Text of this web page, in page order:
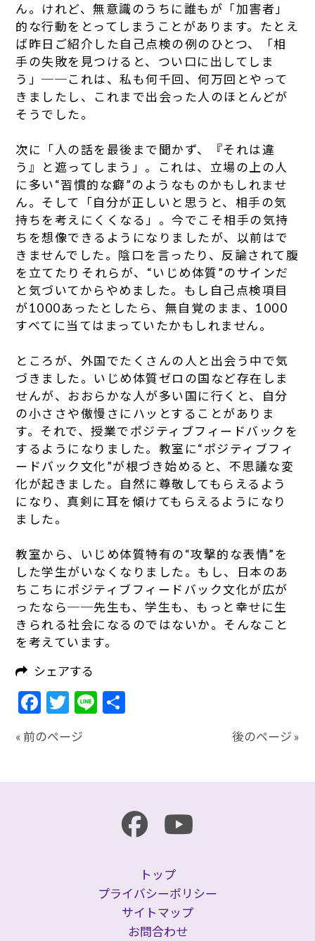
ん。けれど、無意識のうちに誰もが「加害者」
的な行動をとってしまうことがあります。たとえ
ば昨日ご紹介した自己点検の例のひとつ、「相
手の失敗を見つけると、つい口に出してしま
う」──これは、私も何千回、何万回とやって
きましたし、これまで出会った人のほとんどが
そうでした。
次に「人の話を最後まで聞かず、『それは違
う』と遮ってしまう」。これは、立場の上の人
に多い“習慣的な癖”のようなものかもしれませ
ん。そして「自分が正しいと思うと、相手の気
持ちを考えにくくなる」。今でこそ相手の気持
ちを想像できるようになりましたが、以前はで
きませんでした。陰口を言ったり、反論されて腹
を立てたり――それらが、“いじめ体質”のサインだ
と気づいてからやめました。もし自己点検項目
が1000あったとしたら、無自覚のまま、1000
すべてに当てはまっていたかもしれません。
ところが、外国でたくさんの人と出会う中で気
づきました。いじめ体質ゼロの国など存在しま
せんが、おおらかな人が多い国に行くと、自分
の小ささや傲慢さにハッとすることがありま
す。それで、授業でポジティブフィードバックを
するようになりました。教室に“ポジティブフィ
ードバック文化”が根づき始めると、不思議な変
化が起きました。自然に尊敬してもらえるよう
になり、真剣に耳を傾けてもらえるようになり
ました。
教室から、いじめ体質特有の“攻撃的な表情”を
した学生がいなくなりました。もし、日本のあ
ちこちにポジティブフィードバック文化が広が
ったなら──先生も、学生も、もっと幸せに生
きられる社会になるのではないか。そんなこと
を考えています。
シェアする
Facebook
Twitter
Line
« 前のページ 後のページ »
トップ
プライバシーポリシー
サイトマップ
お問合わせ